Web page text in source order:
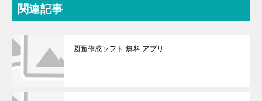
関連記事
図面作成ソフト 無料 アプリ